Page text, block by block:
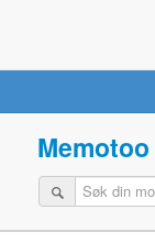
Memotoo